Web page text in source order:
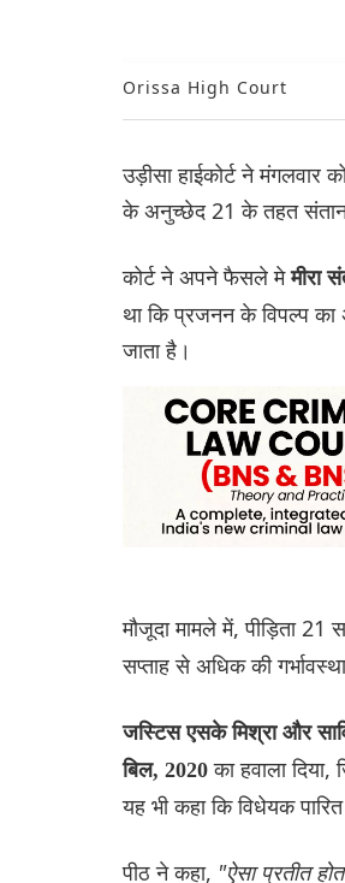
Orissa High Court
उड़ीसा हाईकोर्ट ने मंगलवार
के अनुच्छेद 21 के तहत संतान
कोर्ट ने अपने फैसले मेमीरा
था कि प्रजनन के विपल्प
जाता है।
मौजूदा मामले में, पीड़िता 21
सप्ताह से अधिक की
जस्टिस एसके मिश्रा और
बिल, 2020का हवाला
यह भी कहा कि विधेयक
पीठ ने कहा, "ऐसा प्रतीत